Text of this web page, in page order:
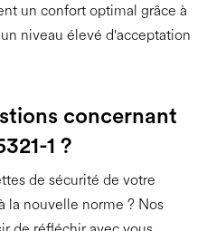
un confort optimal grâce à
niveau élevé d'acceptation
concernant
1 ?
de sécurité de votre
la nouvelle norme ? Nos